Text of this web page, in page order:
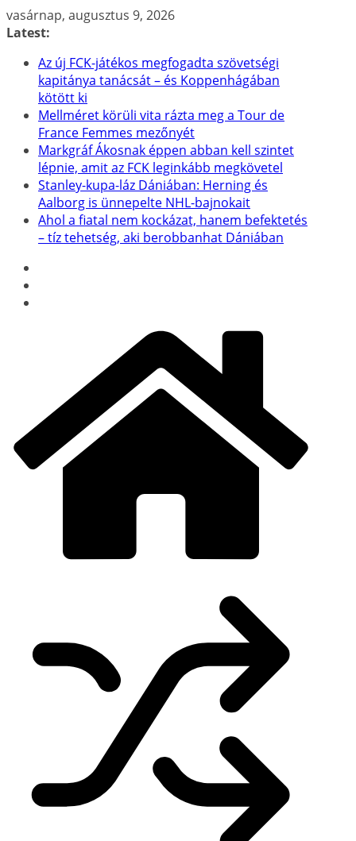
Skip
to
vasárnap, augusztus 9, 2026
Latest:
Az új FCK-játékos megfogadta szövetségi
kapitánya tanácsát – és Koppenhágában
kötött ki
Mellméret körüli vita rázta meg a Tour de
France Femmes mezőnyét
Markgráf Ákosnak éppen abban kell szintet
lépnie, amit az FCK leginkább megkövetel
Stanley-kupa-láz Dániában: Herning és
Aalborg is ünnepelte NHL-bajnokait
Ahol a fiatal nem kockázat, hanem befektetés
– tíz tehetség, aki berobbanhat Dániában